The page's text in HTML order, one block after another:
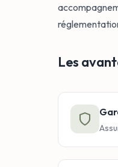
Les